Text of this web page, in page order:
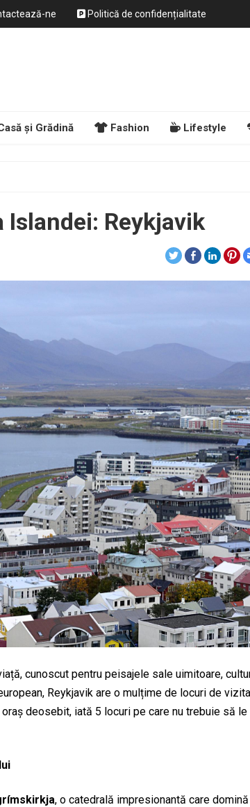
ne Politică de confidențialitate
și Grădină Fashion Lifestyle
Reykjavik
cunoscut pentru peisajele sale uimitoare,
Reykjavik are o mulțime de locuri de
deosebit, iată 5 locuri pe care nu trebuie să le
, o catedrală impresionantă care domină